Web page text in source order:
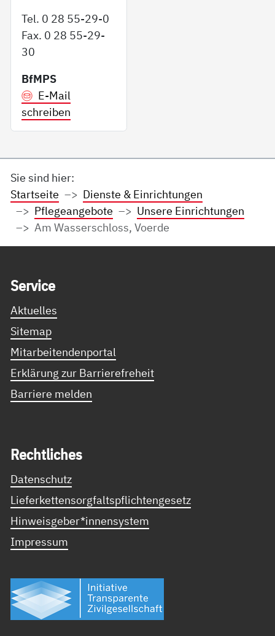
Tel. 0 28 55-29-0
Fax. 0 28 55-29-
30
BfMPS
E-Mail
schreiben
Sie sind hier:
Startseite
Dienste & Einrichtungen
Pflegeangebote
Unsere Einrichtungen
Am Wasserschloss, Voerde
Ser­vice
Aktuelles
Sitemap
Mitarbeitendenportal
Erklärung zur Barrierefreheit
Barriere melden
Recht­li­ches
Datenschutz
Lieferkettensorgfaltspflichtengesetz
Hinweisgeber*innensystem
Impressum